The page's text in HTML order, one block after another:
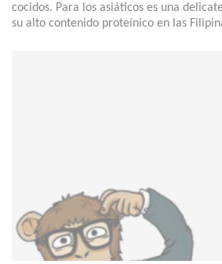
cocidos. Para los asiáticos es una
su alto contenido proteínico en las